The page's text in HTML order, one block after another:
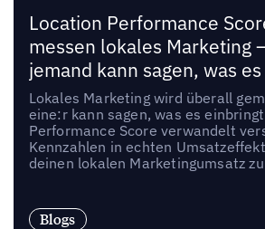
Location Performance
messen lokales Marketing
jemand kann sagen, was
Lokales Marketing wird überall
eine:r kann sagen, was es
Performance Score verwandelt
Kennzahlen in echten
deinen lokalen Marketingumsatz
Blogs